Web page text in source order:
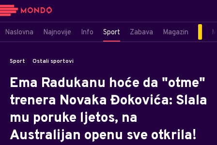
Naslovna Najnovije Info Sport Zabava Magazin
Sport Ostali sportovi
Ema Radukanu hoće da "otme"
trenera Novaka Đokovića: Slala
mu poruke ljetos, na
Australijan openu sve otkrila!